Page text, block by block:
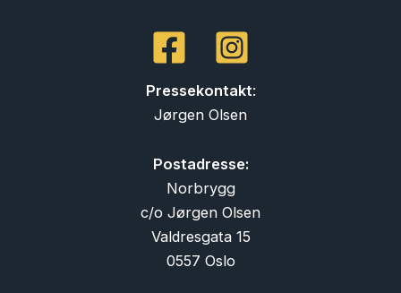
Pressekontakt:
Jørgen Olsen
Postadresse:
Norbrygg
c/o Jørgen Olsen
Valdresgata 15
0557 Oslo